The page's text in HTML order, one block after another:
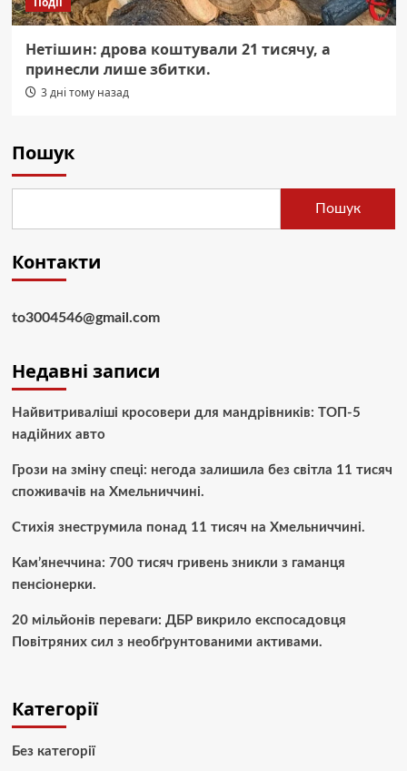
Нетішин: дрова коштували 21 тисячу, а
принесли лише збитки.
3 дні тому назад
Пошук
Пошук
Контакти
to3004546@gmail.com
Недавні записи
Найвитриваліші кросовери для мандрівників: ТОП-5
надійних авто
Грози на зміну спеці: негода залишила без світла 11 тисяч
споживачів на Хмельниччині.
Стихія знеструмила понад 11 тисяч на Хмельниччині.
Кам’янеччина: 700 тисяч гривень зникли з гаманця
пенсіонерки.
20 мільйонів переваги: ДБР викрило експосадовця
Повітряних сил з необґрунтованими активами.
Категорії
Без категорії